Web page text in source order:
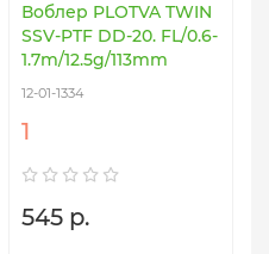
Воблер PLOTVA TWIN
SSV-PTF DD-20. FL/0.6-
1.7m/12.5g/113mm
12-01-1334
1
545 р.